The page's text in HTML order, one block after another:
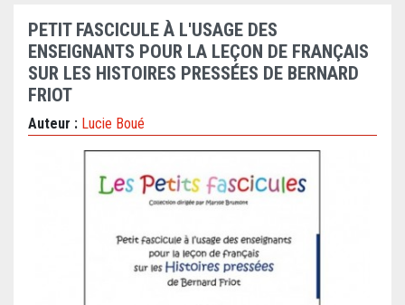
PETIT FASCICULE À L'USAGE DES
ENSEIGNANTS POUR LA LEÇON DE FRANÇAIS
SUR LES HISTOIRES PRESSÉES DE BERNARD
FRIOT
Auteur : Lucie Boué